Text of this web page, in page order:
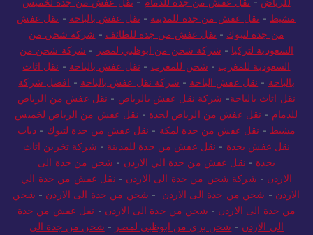
مشيط - نقل عفش من جدة للمدينة - نقل عفش بالباحة - نقل عفش
من جدة لتبوك - نقل عفش من جدة للطائف - شركة شحن من
السعودية لتركيا - شركة شحن من ابوظبي لمصر - شركة شحن من
السعودية للمغرب - شحن للمغرب - نقل عفش بالباحة - نقل اثاث
بالباحة - نقل عفش الباحة - شركة نقل عفش بالباحة - افضل شركة
نقل اثاث بالباحة- شركة نقل عفش بالرياض - نقل عفش من الرياض
للدمام - نقل عفش من الرياض لجدة - نقل عفش من الرياض لخميس
مشيط - نقل عفش من جدة لمكة - نقل عفش من جدة لتبوك - دباب
نقل عفش بجدة - نقل عفش من جدة للمدينة - شركة تخزين اثاث
بجدة - نقل عفش من جدة الي الاردن - شحن من جدة الى
الاردن - شركة شحن من جدة الى الاردن - نقل عفش من جدة الي
الاردن - شحن من جدة الى الاردن - شحن من جدة الى الاردن - شحن
من جدة الى الاردن - شحن من جدة الى الاردن - نقل عفش من جدة
الي الاردن - شحن بري من ابوظبي لمصر - شحن من جدة الى